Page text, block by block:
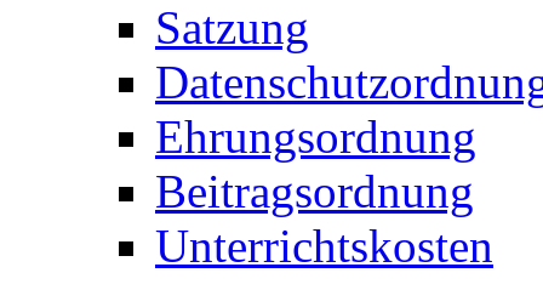
Satzung
Ehrungsordnung
Beitragsordnung
Unterrichtskosten